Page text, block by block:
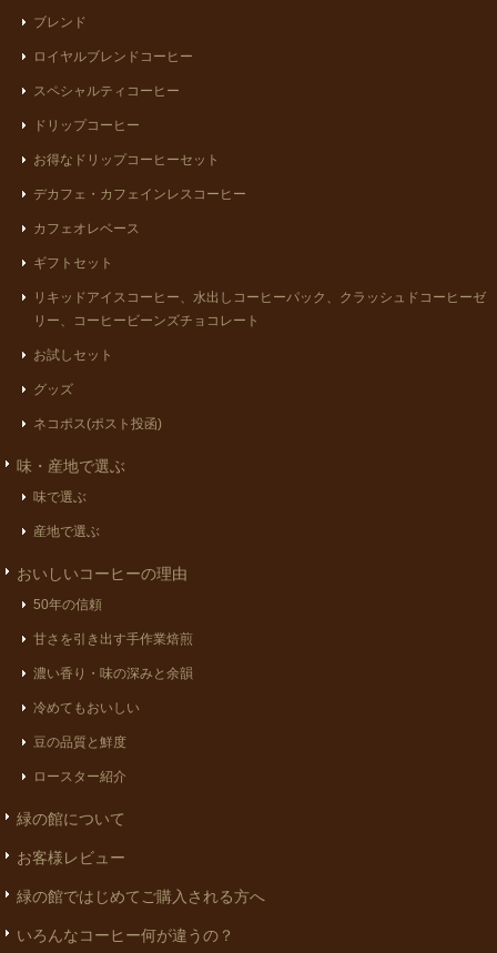
ブレンド
ロイヤルブレンドコーヒー
スペシャルティコーヒー
ドリップコーヒー
お得なドリップコーヒーセット
デカフェ・カフェインレスコーヒー
カフェオレベース
ギフトセット
リキッドアイスコーヒー、水出しコーヒーパック、クラッシュドコーヒーゼ
リー、コーヒービーンズチョコレート
お試しセット
グッズ
ネコポス(ポスト投函)
味・産地で選ぶ
味で選ぶ
産地で選ぶ
おいしいコーヒーの理由
50年の信頼
甘さを引き出す手作業焙煎
濃い香り・味の深みと余韻
冷めてもおいしい
豆の品質と鮮度
ロースター紹介
緑の館について
お客様レビュー
緑の館ではじめてご購入される方へ
いろんなコーヒー何が違うの？